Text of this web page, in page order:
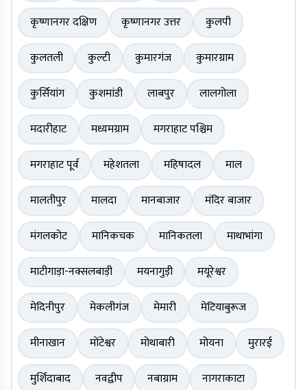
कृष्णानगर दक्षिण कृष्णानगर उत्तर
कुलपी
कुलतली
कुल्टी कुमारगंज
कुमारग्राम
कुर्सियांग
कुशमांडी लाबपुर
लालगोला
मदारीहाट
मध्यमग्राम
मगराहाट पश्चिम
मगराहाट पूर्व
महेशतला महिषादल
माल
मालतीपुर
मालदा मानबाजार
मंदिर बाजार
मंगलकोट
मानिकचक मानिकतला
माथाभांगा
माटीगाड़ा-नक्सलबाड़ी
मयनागुड़ी
मयूरेश्वर
मेदिनीपुर
मेकलीगंज मेमारी
मेटियाबुरूज
मीनाखान
मोंटेश्वर मोथाबारी मोयना
मुरारई
मुर्शिदाबाद
नवद्वीप नबाग्राम
नागराकाटा